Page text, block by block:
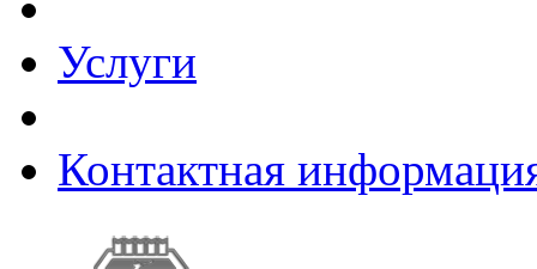
Услуги
Контактная